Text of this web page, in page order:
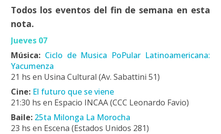
Todos los eventos del fin de semana en esta
nota.
Jueves 07
Música: Ciclo de Musica PoPular Latinoamericana:
Yacumenza
21 hs en Usina Cultural (Av. Sabattini 51)
Cine: El futuro que se viene
21:30 hs en Espacio INCAA (CCC Leonardo Favio)
Baile: 25ta Milonga La Morocha
23 hs en Escena (Estados Unidos 281)